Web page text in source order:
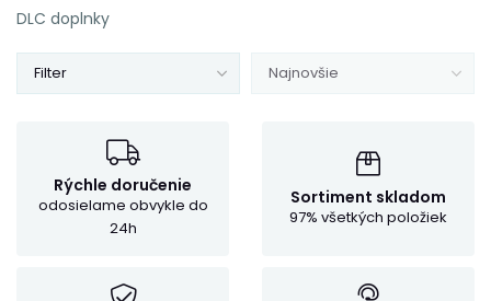
DLC doplnky
Najnovšie
Filter
Rýchle doručenie
odosielame obvykle do
24h
Sortiment skladom
97% všetkých položiek